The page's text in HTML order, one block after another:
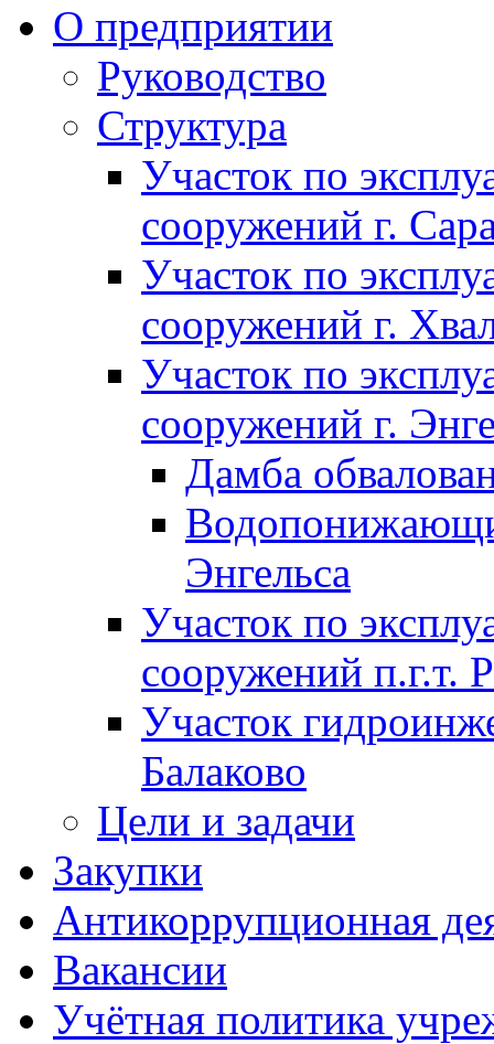
О предприятии
Руководство
Структура
Участок по
сооружений г.
Участок по
сооружений г.
Участок по
сооружений г.
Дамба
Энгельса
Участок по
сооружений п.г.т.
Участок
Балаково
Цели и задачи
Закупки
Антикоррупционная
Вакансии
Учётная политика